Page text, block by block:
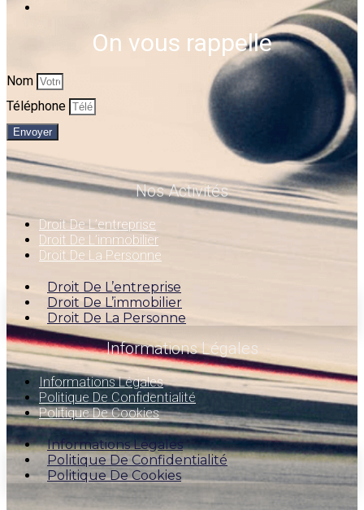
On vous rappelle
Nom
Téléphone
Envoyer
Nos Activités
Droit De L’entreprise
Droit De L’immobilier
Droit De La Personne
Droit De L’entreprise
Droit De L’immobilier
Droit De La Personne
Informations Légales
Informations Légales
Politique De Confidentialité
Politique De Cookies
Informations Légales
Politique De Confidentialité
Politique De Cookies